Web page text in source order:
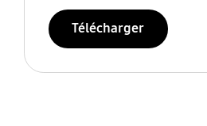
Télécharger